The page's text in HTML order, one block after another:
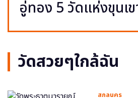
อู่ทอง 5 วัดแห่งขุนเข
วัดสวยๆใกล้ฉัน
สกลนคร